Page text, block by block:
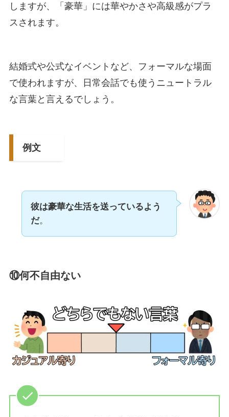
しますが、「豪華」には華やかさや高級感がプラ
スされます。
結婚式や公式なイベントなど、フォーマルな場面
で使われますが、日常会話でも使うニュートラル
な言葉と言えるでしょう。
例文
彼は豪華な生活を送っているよう
だ。
⑩何不自由ない